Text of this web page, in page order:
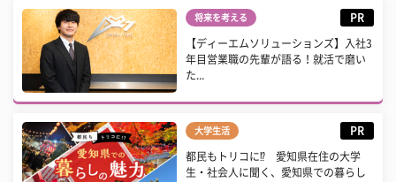
将来を考える PR
【ディーエムソリューションズ】入社3
年目営業職の先輩が語る！就活で磨い
た...
大学生活 PR
都民もトリコに⁉ 愛知県在住の大学
生・社会人に聞く、愛知県での暮らし